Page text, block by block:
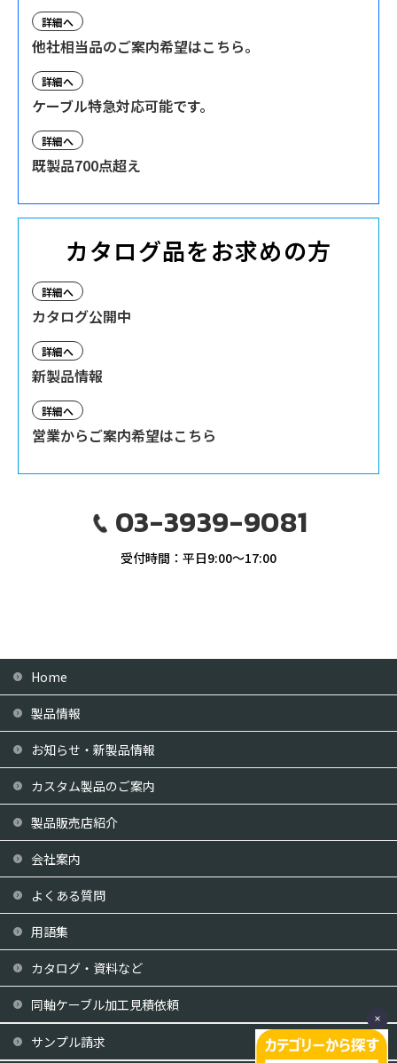
詳細へ
他社相当品のご案内希望はこちら。
詳細へ
ケーブル特急対応可能です。
詳細へ
既製品700点超え
カタログ品をお求めの方
詳細へ
カタログ公開中
詳細へ
新製品情報
詳細へ
営業からご案内希望はこちら
03-3939-9081
受付時間：平日9:00〜17:00
Home
製品情報
お知らせ・新製品情報
カスタム製品のご案内
製品販売店紹介
会社案内
よくある質問
用語集
カタログ・資料など
同軸ケーブル加工見積依頼
サンプル請求